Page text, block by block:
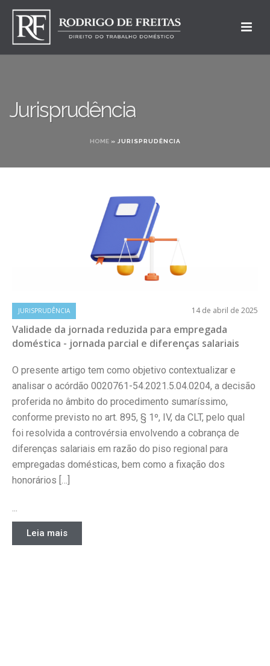
Jurisprudência
HOME» JURISPRUDÊNCIA
JURISPRUDÊNCIA 14 de abril de 2025
Validade da jornada reduzida para empregada
doméstica - jornada parcial e diferenças salariais
O presente artigo tem como objetivo contextualizar e
analisar o acórdão 0020761-54.2021.5.04.0204, a decisão
proferida no âmbito do procedimento sumaríssimo,
conforme previsto no art. 895, § 1º, IV, da CLT, pelo qual
foi resolvida a controvérsia envolvendo a cobrança de
diferenças salariais em razão do piso regional para
empregadas domésticas, bem como a fixação dos
honorários […]
...
Leia mais